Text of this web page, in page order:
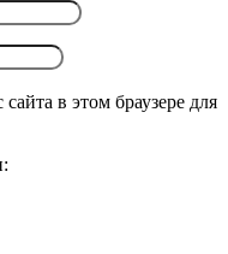
в этом браузере для